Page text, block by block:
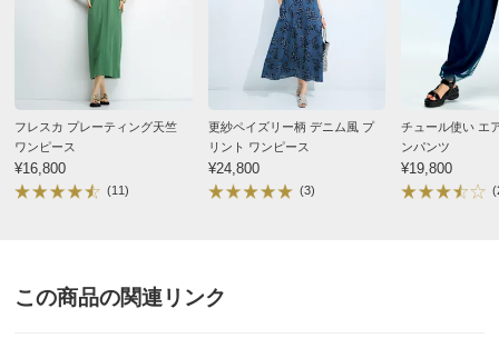
フレスカ プレーティング天竺
ワンピース
¥16,800
(11)
更紗ペイズリー柄 デニム風 プ
リント ワンピース
¥24,800
(3)
チュール使い エ
ンパンツ
¥19,800
この商品の関連リンク